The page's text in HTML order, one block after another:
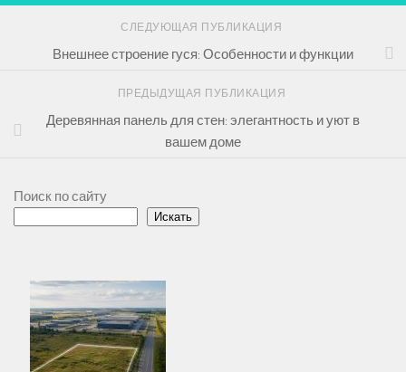
СЛЕДУЮЩАЯ ПУБЛИКАЦИЯ
Внешнее строение гуся: Особенности и функции
ПРЕДЫДУЩАЯ ПУБЛИКАЦИЯ
Деревянная панель для стен: элегантность и уют в
вашем доме
Поиск по сайту
Искать